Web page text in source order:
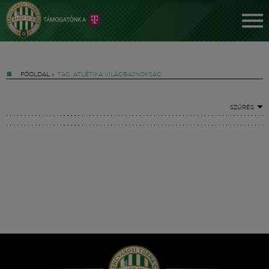
FŐOLDAL » TAG: ATLÉTIKA VILÁGBAJNOKSÁG
SZŰRÉS
Hírek